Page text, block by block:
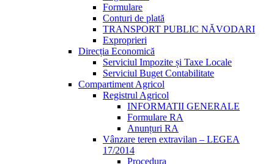
Formulare
Conturi de plată
TRANSPORT PUBLIC NĂVODARI
Exproprieri
Direcția Economică
Serviciul Impozite și Taxe Locale
Serviciul Buget Contabilitate
Compartiment Agricol
Registrul Agricol
INFORMATII GENERALE
Formulare RA
Anunțuri RA
Vânzare teren extravilan – LEGEA
17/2014
Procedura